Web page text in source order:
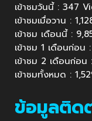
เข้าชมวันนี้ : 347
เข้าชมเมื่อวาน :
เข้าชม เดือนนี้ :
เข้าชม 1 เดือนก่อน
เข้าชม 2 เดือนก่อ
เข้าชมทั้งหมด :
ข้อมูลติด